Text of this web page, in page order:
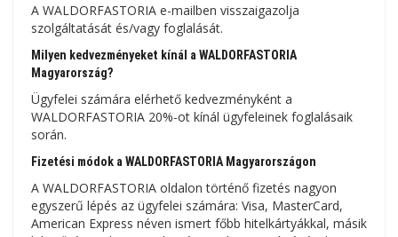
A WALDORFASTORIA e-mailben visszaigazolja
szolgáltatását és/vagy foglalását.
Milyen kedvezményeket kínál a WALDORFASTORIA
Magyarország?
Ügyfelei számára elérhető kedvezményként a
WALDORFASTORIA 20%-ot kínál ügyfeleinek foglalásaik
során.
Fizetési módok a WALDORFASTORIA Magyarországon
A WALDORFASTORIA oldalon történő fizetés nagyon
egyszerű lépés az ügyfelei számára: Visa, MasterCard,
American Express néven ismert főbb hitelkártyákkal, másik